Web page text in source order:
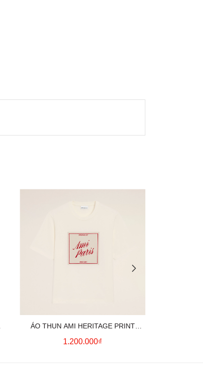
ÁO THUN AMI HERITAGE PRINT
(WHITE CREAM)
1.200.000₫